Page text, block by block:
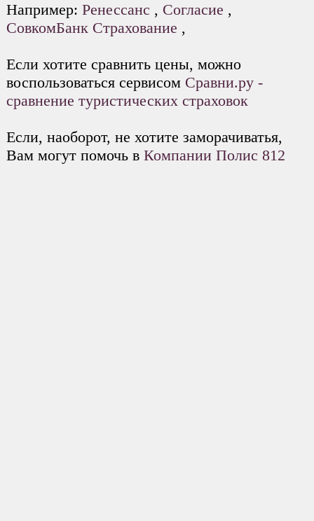
Например: Ренессанс , Согласие ,
CовкомБанк Страхование ,
Если хотите сравнить цены, можно
воспользоваться сервисом Сравни.ру -
сравнение туристических страховок
Если, наоборот, не хотите заморачиватья,
Вам могут помочь в Компании Полис 812